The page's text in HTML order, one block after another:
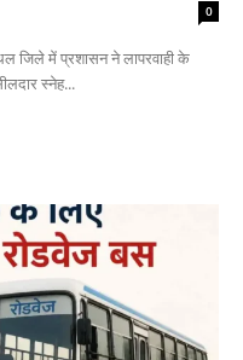
0
जिले में प्रशासन ने लापरवाही के
स्नेह...